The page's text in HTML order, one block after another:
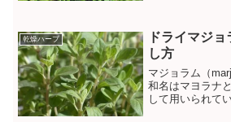
ーブとして用い
されています。
入ったらドライ
といつでもほし
します。
乾燥ハーブ
ドライマジ
し方
マジョラム（
和名はマヨラナ
して用いられて